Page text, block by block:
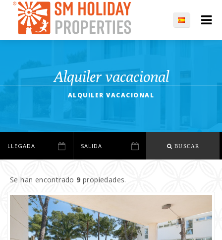
Alquiler vacacional
ALQUILER VACACIONAL
BUSCAR
Se han encontrado 9 propiedades.